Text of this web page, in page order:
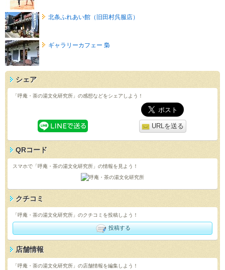
北条ふれあい館（旧田村呉服店）
ギャラリーカフェー 梟
シェア
「呼庵・茶の湯文化研究所」の感想などをシェアしよう！
URLを送る
QRコード
スマホで「呼庵・茶の湯文化研究所」の情報を見よう！
クチコミ
「呼庵・茶の湯文化研究所」のクチコミを投稿しよう！
投稿する
店舗情報
「呼庵・茶の湯文化研究所」の店舗情報を編集しよう！